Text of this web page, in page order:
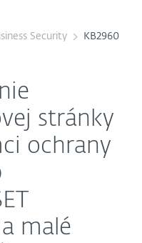
Security KB2960
stránky
ochrany
malé